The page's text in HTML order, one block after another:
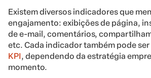
Existem diversos indicadores que
engajamento: exibições de página,
de e-mail, comentários,
etc. Cada indicador também pode
KPI, dependendo da estratégia
momento.